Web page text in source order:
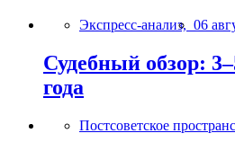
Экспресс-анализ, 06
Судебный обзор:
года
Постсоветское